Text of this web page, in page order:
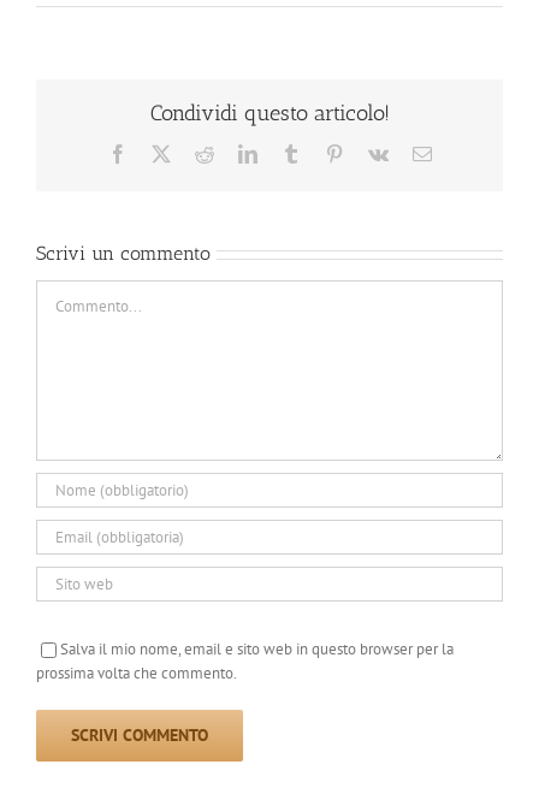
Condividi questo articolo!
Facebook RedditLinkedInTumblr Pinterest
Vk Email
Scrivi un commento
Salva il mio nome, email e sito web in questo browser per la
prossima volta che commento.